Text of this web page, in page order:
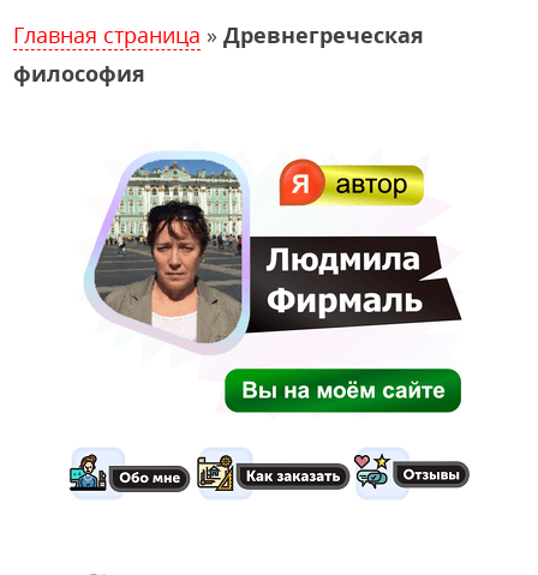
Главная страница »Древнегреческая
философия